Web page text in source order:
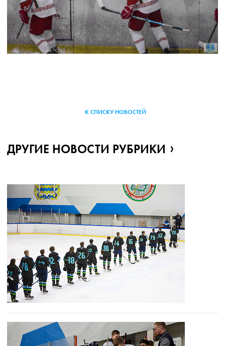
К СПИСКУ НОВОСТЕЙ
ДРУГИЕ НОВОСТИ РУБРИКИ